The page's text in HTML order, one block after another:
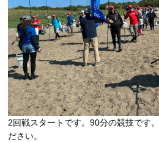
2回戦スタートです。90分の競技です
ださい。